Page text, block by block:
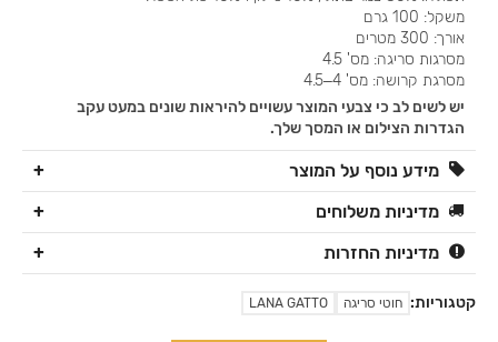
משקל: 100 גרם
אורך: 300 מטרים
מסרגות סריגה: מס' 4.5
מסרגת קרושה: מס' 4–4.5
יש לשים לב כי צבעי המוצר עשויים להיראות שונים במעט עקב
הגדרות הצילום או המסך שלך.
מידע נוסף על המוצר
מדיניות משלוחים
מדיניות החזרות
קטגוריות: חוטי סריגה LANA GATTO